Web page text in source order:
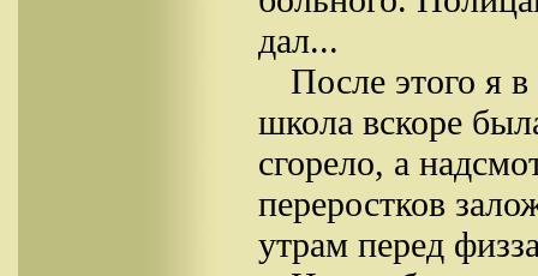
дал...
После этого я
школа вскоре
сгорело, а
переростков
утрам перед